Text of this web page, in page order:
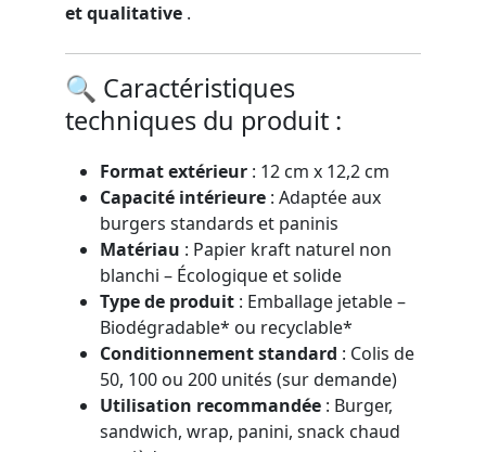
et qualitative .
🔍 Caractéristiques
techniques du produit :
Format extérieur : 12 cm x 12,2 cm
Capacité intérieure : Adaptée aux
burgers standards et paninis
Matériau : Papier kraft naturel non
blanchi – Écologique et solide
Type de produit : Emballage jetable –
Biodégradable* ou recyclable*
Conditionnement standard : Colis de
50, 100 ou 200 unités (sur demande)
Utilisation recommandée : Burger,
sandwich, wrap, panini, snack chaud